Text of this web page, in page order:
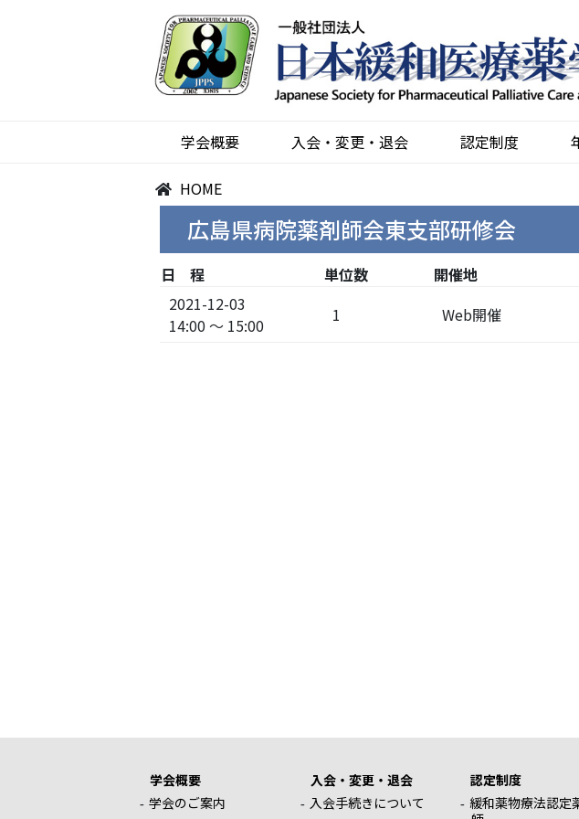
学会概要 入会・変更・退会 認定制度
HOME
広島県病院薬剤師会東支部研修会
日 程 単位数
開催地
2021-12-03
14:00 ～ 15:00
1 Web開催
学会概要
学会のご案内
入会・変更・退会
入会手続きについて
認定制度
緩和薬物療法認定